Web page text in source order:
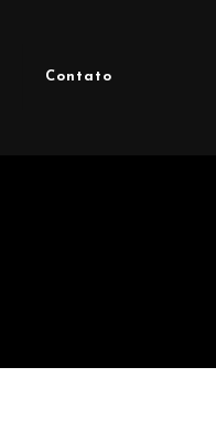
Contato